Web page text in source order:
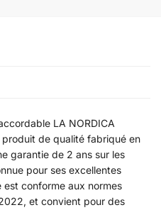
LA NORDICA
de qualité fabriqué en
garantie de 2 ans sur les
pour ses excellentes
est conforme aux normes
et convient pour des